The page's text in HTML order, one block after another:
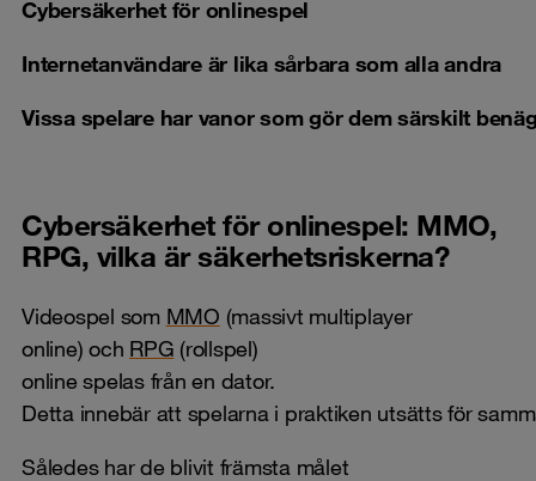
Cybersäkerhet för onlinespel
Internetanvändare är lika sårbara som alla andra
Vissa spelare har vanor som gör dem särskilt
Cybersäkerhet för onlinespel: MMO,
RPG, vilka är säkerhetsriskerna?
Videospel som MMO (massivt multiplayer
online) och RPG (rollspel)
online spelas från en dator.
Detta innebär att spelarna i praktiken utsätts för
Således har de blivit främsta målet